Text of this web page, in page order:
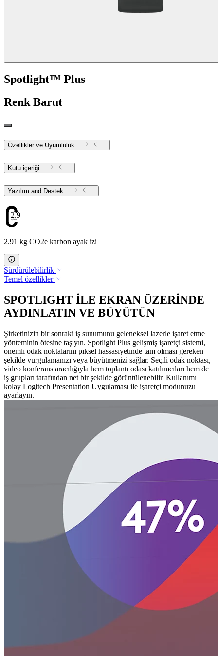
Spotlight™ Plus
Renk Barut
Özellikler ve Uyumluluk
Kutu içeriği
Yazılım and Destek
2.91
2.91 kg CO2e karbon ayak izi
Sürdürülebilirlik
Temel özellikler
SPOTLIGHT İLE EKRAN ÜZERİNDE
AYDINLATIN VE BÜYÜTÜN
Şirketinizin bir sonraki iş sunumunu geleneksel lazerle işaret etme
yönteminin ötesine taşıyın. Spotlight Plus gelişmiş işaretçi sistemi,
önemli odak noktalarını piksel hassasiyetinde tam olması gereken
şekilde vurgulamanızı veya büyütmenizi sağlar. Seçili odak noktası,
video konferans aracılığıyla hem toplantı odası katılımcıları hem de
iş grupları tarafından net bir şekilde görüntülenebilir. Kullanımı
kolay Logitech Presentation Uygulaması ile işaretçi modunuzu
ayarlayın.